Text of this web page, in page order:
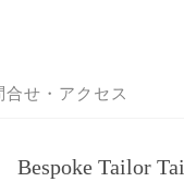
合せ・アクセス
Bespoke Tailor